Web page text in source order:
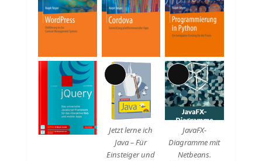
Lange
Beschreibung
Jetzt lerne ich
Java – Für
Einsteiger und
Lange
Beschreibung
JavaFX-
Diagramme mit
Netbeans.